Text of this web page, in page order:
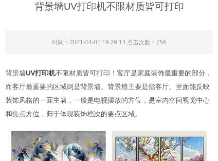
背景墙UV打印机不限材质皆可打印
时间：2021-04-01 19:29:14 点击次数： 756
背景墙UV打印机不限材质皆可打印！客厅是家庭装饰最重要的部分，
而客厅最重要的区域则是背景墙。背景墙主要是指客厅、里面能反映
装饰风格的一面主墙，一般是电视摆放的方位，是室内空间视觉中心
和焦点方位，归于体现装饰档次的要点区域。